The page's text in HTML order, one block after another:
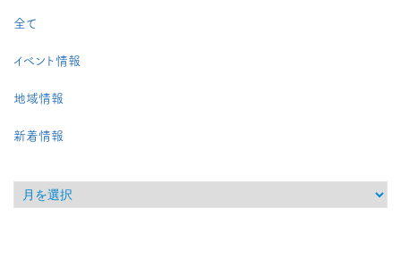
全て
イベント情報
地域情報
新着情報